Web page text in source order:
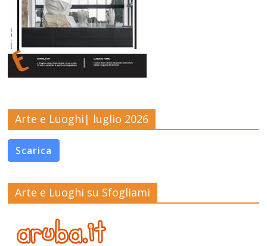
Arte e Luoghi| luglio 2026
Scarica
Arte e Luoghi su Sfogliami